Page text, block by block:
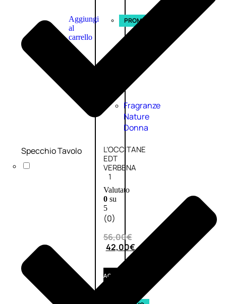
Aggiungi
al
carrello
PROMO
Fragranze
Nature
Donna
L’OCCITANE
EDT
VERBENA
1
Valutato
0su
5
(0)
56,00€
42,00€
AGGIUNGI
Specchio Tavolo